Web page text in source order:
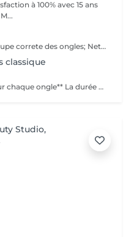
à 100% avec 15 ans
M...
Le soin des pieds comprend: Coupe correte des ongles; Nettoyage complet des ongles; Élimination des callosités; Ongles incarnés; Nettoyage du canal de l'ongle (onychophose); Traitement des champignons; Kératose excessive sur les talons; Peeling médicamenteux; Bain à l'eucalyptus; Pansements (si nécessaire); Crème hydratante
classique
Lê prix est par reconstruction sur chaque ongle** La durée du soin est donnée à titre indicatif. Chaque prise en charge débute par une évaluation personnalisée réalisée par notre spécialiste.